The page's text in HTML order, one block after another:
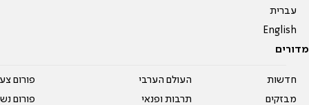
עברית
English
מדורים
חדשות
מבזקים
העולם הערבי
תרבות ופנאי
פורום
פורום